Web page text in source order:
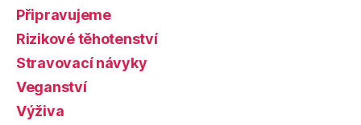
Připravujeme
Rizikové těhotenství
Stravovací návyky
Veganství
Výživa